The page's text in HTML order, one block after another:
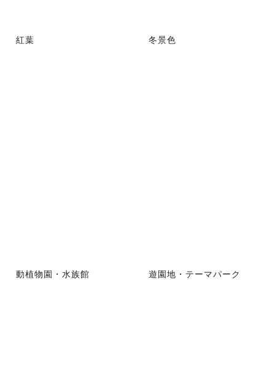
紅葉 冬景色
動植物園・水族館 遊園地・テーマパーク